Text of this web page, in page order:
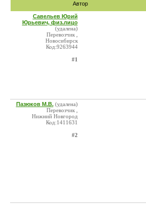
Автор
Савельев Юрий
Юрьевич, физ.лицо
(удалена)
Перевозчик ,
Новосибирск
Код:9263944
#1
Пазюков М.В. (удалена)
Перевозчик ,
Нижний Новгород
Код:1411631
#2